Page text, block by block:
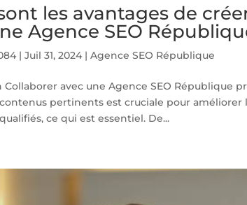
les avantages de
Agence SEO
|Juil 31, 2024 |Agence SEO République
avec une Agence SEO République
pertinents est cruciale pour améliorer
ce qui est essentiel. De...